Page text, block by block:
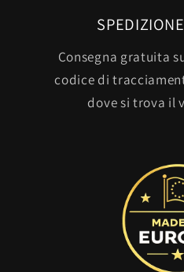
Consegna gratuita
codice di
dove si trova il